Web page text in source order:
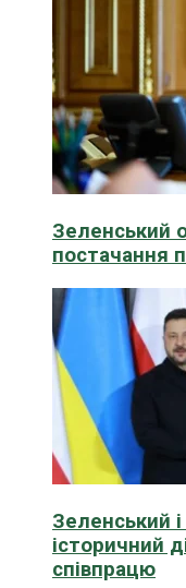
Зеленський
постачання
Зеленський
історичний
співпрацю